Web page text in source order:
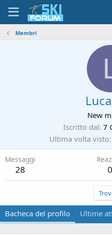
Membri
New
Iscritto dal 7
Ultima volta visto
Messaggi
28 0
Bacheca del profilo Ultime